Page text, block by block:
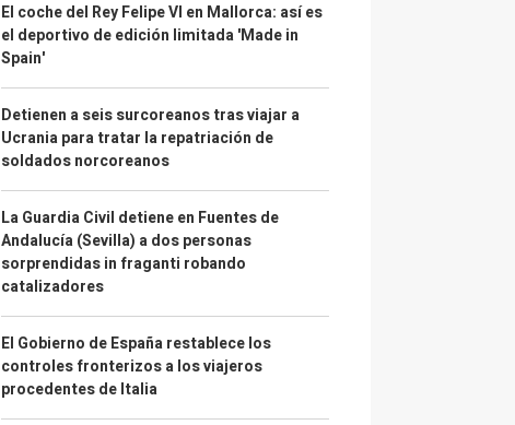
El coche del Rey Felipe VI en Mallorca: así es
el deportivo de edición limitada 'Made in
Spain'
Detienen a seis surcoreanos tras viajar a
Ucrania para tratar la repatriación de
soldados norcoreanos
La Guardia Civil detiene en Fuentes de
Andalucía (Sevilla) a dos personas
sorprendidas in fraganti robando
catalizadores
El Gobierno de España restablece los
controles fronterizos a los viajeros
procedentes de Italia